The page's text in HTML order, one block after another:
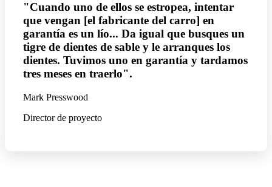
"Cuando uno de ellos se estropea, intentar
que vengan [el fabricante del carro] en
garantía es un lío... Da igual que busques un
tigre de dientes de sable y le arranques los
dientes. Tuvimos uno en garantía y tardamos
tres meses en traerlo".
Mark Presswood
Director de proyecto